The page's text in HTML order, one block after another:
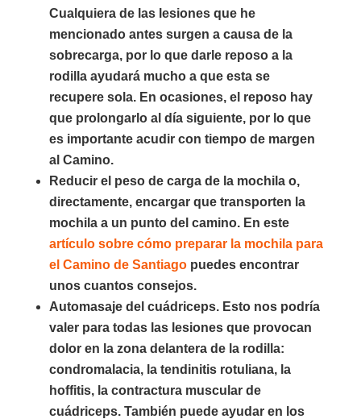
Cualquiera de las lesiones que he
mencionado antes surgen a causa de la
sobrecarga, por lo que darle reposo a la
rodilla ayudará mucho a que esta se
recupere sola. En ocasiones, el reposo hay
que prolongarlo al día siguiente, por lo que
es importante acudir con tiempo de margen
al Camino.
Reducir el peso de carga de la mochila o,
directamente, encargar que transporten la
mochila a un punto del camino. En este
artículo sobre cómo preparar la mochila para
el Camino de Santiagopuedes encontrar
unos cuantos consejos.
Automasaje del cuádriceps. Esto nos podría
valer para todas las lesiones que provocan
dolor en la zona delantera de la rodilla:
condromalacia, la tendinitis rotuliana, la
hoffitis, la contractura muscular de
cuádriceps. También puede ayudar en los